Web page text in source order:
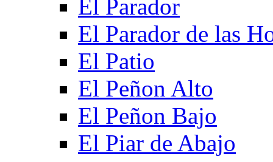
El Parador
El Parador de las
El Patio
El Peñon Alto
El Peñon Bajo
El Piar de Abajo